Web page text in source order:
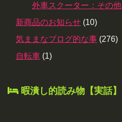
外車スクーター：その他
新商品のお知らせ (10)
気ままなブログ的な事 (276)
自転車 (1)
暇潰し的読み物【実話】